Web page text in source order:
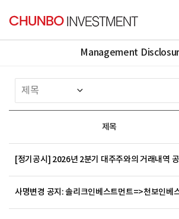
Management
제목
[정기공시] 2026년 2분기 대주주와의 거래내역 공
사명변경 공지: 솔리크인베스트먼트=>천보인베